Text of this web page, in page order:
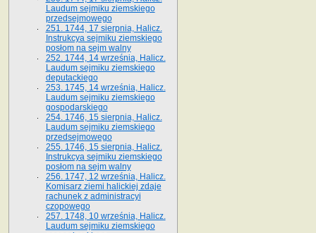
Laudum sejmiku ziemskiego
przedsejmowego
251. 1744, 17 sierpnia, Halicz.
Instrukcya sejmiku ziemskiego
posłom na sejm walny
252. 1744, 14 września, Halicz.
Laudum sejmiku ziemskiego
deputackiego
253. 1745, 14 września, Halicz.
Laudum sejmiku ziemskiego
gospodarskiego
254. 1746, 15 sierpnia, Halicz.
Laudum sejmiku ziemskiego
przedsejmowego
255. 1746, 15 sierpnia, Halicz.
Instrukcya sejmiku ziemskiego
posłom na sejm walny
256. 1747, 12 września, Halicz.
Komisarz ziemi halickiej zdaje
rachunek z administracyi
czopowego
257. 1748, 10 września, Halicz.
Laudum sejmiku ziemskiego